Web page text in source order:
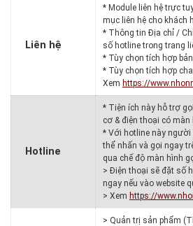
Liên hệ
* Module liên hệ trực
mục liên hệ cho khách
* Thông tin Địa chỉ /
số hotline trong trang
* Tùy chọn tích hợp
* Tùy chọn tích hợp
Xem https://
Hotline
* Tiện ích này hỗ trợ
cơ & điện thoại có
* Với hotline này người
thể nhấn và gọi ngay
qua chế độ màn hình
> Điện thoại sẽ đặt số
ngay nếu vào website
> Xem https://
> Quản trị sản phẩm